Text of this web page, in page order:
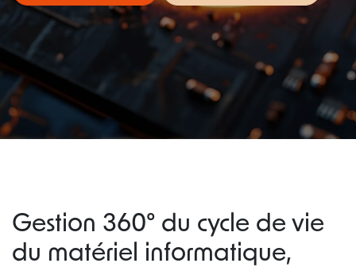
Gestion 360° du cycle de vie
du matériel informatique,